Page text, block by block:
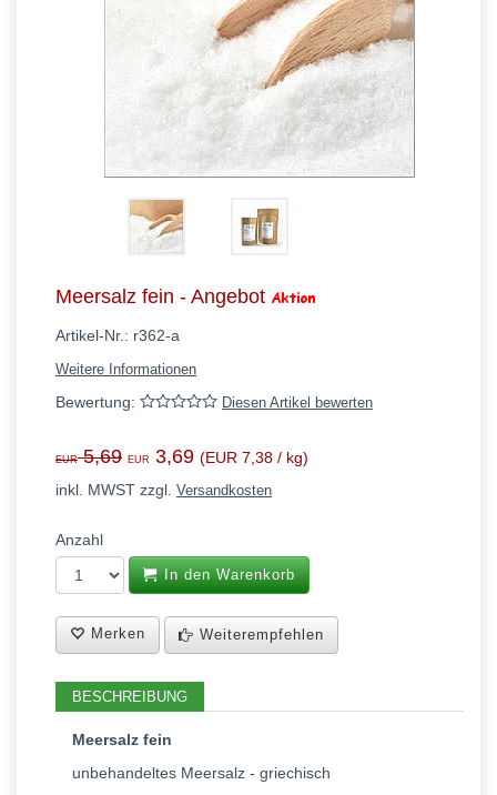
Meersalz fein - Angebot
Artikel-Nr.: r362-a
Weitere Informationen
Bewertung: Diesen Artikel bewerten
EUR5,69 EUR 3,69 (EUR 7,38 / kg)
inkl. MWST zzgl. Versandkosten
Anzahl
In den Warenkorb
Merken Weiterempfehlen
BESCHREIBUNG
Meersalz fein
unbehandeltes Meersalz - griechisch